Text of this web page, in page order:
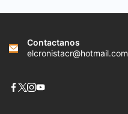
Contactanos
elcronistacr@hotmail.com